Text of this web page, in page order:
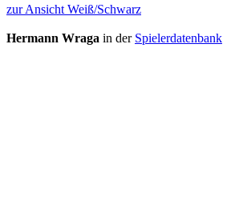
zur Ansicht Weiß/Schwarz
Hermann Wraga in der Spielerdatenbank